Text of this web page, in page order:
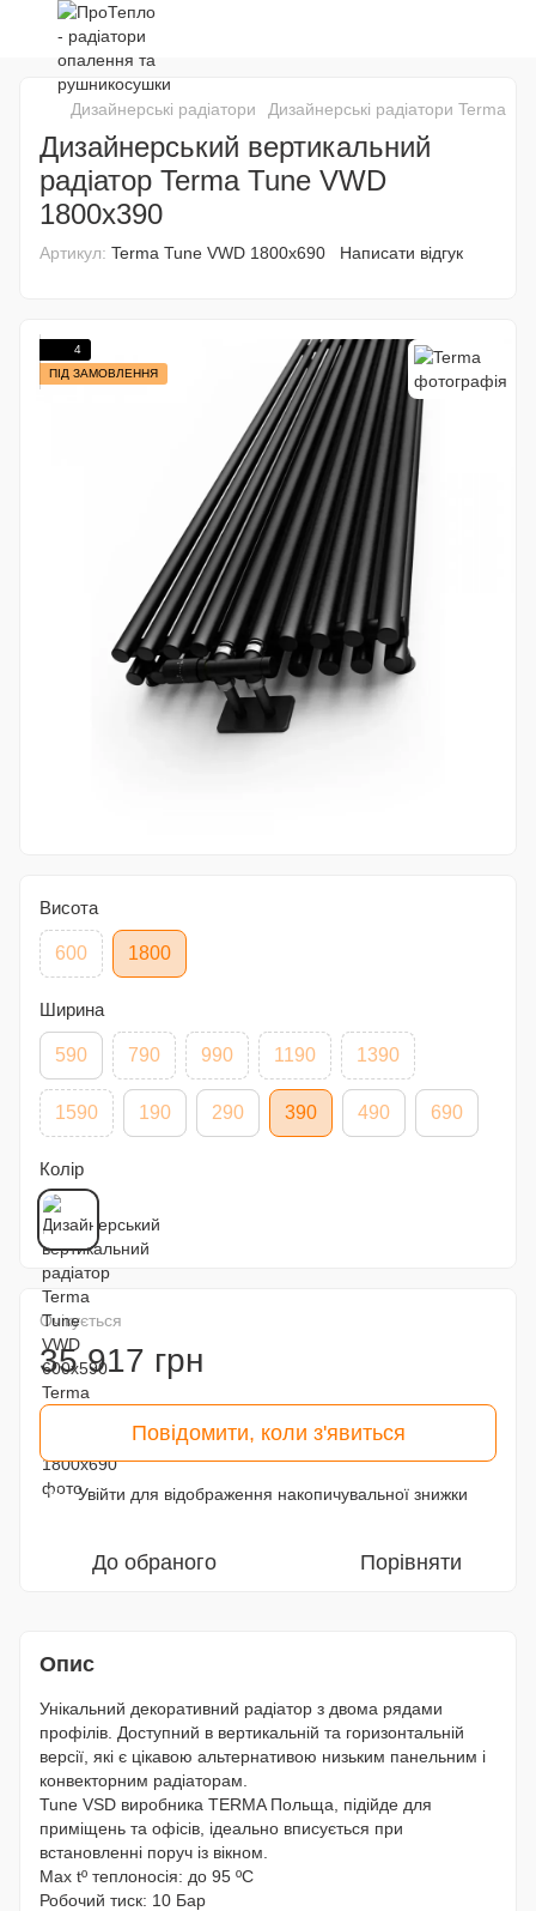
Дизайнерські радіатори Дизайнерські радіатори Terma
Дизайнерський вертикальний
радіатор Terma Tune VWD
1800х390
Артикул: Terma Tune VWD 1800х690 Написати відгук
4
ПІД ЗАМОВЛЕННЯ
Висота
600 1800
Ширина
590 790 990 1190 1390
1590 190 290 390 490 690
Колір
Очікується
35 917 грн
Повідомити, коли з'явиться
% Увійти для відображення накопичувальної знижки
До обраного Порівняти
Опис
Унікальний декоративний радіатор з двома рядами
профілів. Доступний в вертикальній та горизонтальній
версії, які є цікавою альтернативою низьким панельним і
конвекторним радіаторам.
Tune VSD виробника TERMA Польща, підійде для
приміщень та офісів, ідеально вписується при
встановленні поруч із вікном.
Max tº теплоносія: до 95 ºС
Робочий тиск: 10 Бар